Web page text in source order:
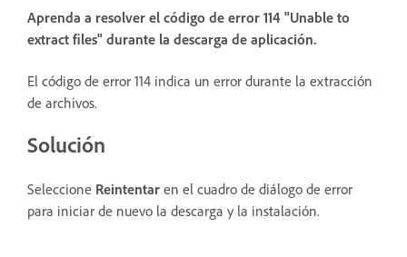
Aprenda a resolver el código de error 114 "Unable to
extract files" durante la descarga de aplicación.
El código de error 114 indica un error durante la extracción
de archivos.
Solución
Seleccione Reintentar en el cuadro de diálogo de error
para iniciar de nuevo la descarga y la instalación.